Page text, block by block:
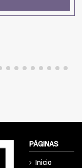
PÁGINAS
Inicio